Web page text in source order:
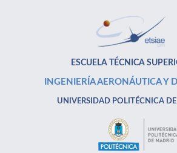
ESCUELA TÉCNICA
INGENIERÍA AERONÁUTICA Y
UNIVERSIDAD POLITÉCNICA